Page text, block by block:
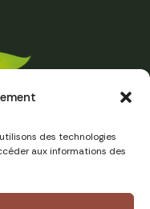
des technologies
aux informations des